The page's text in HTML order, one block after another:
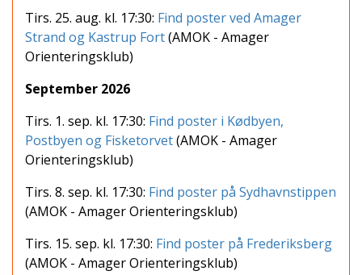
Tirs. 25. aug. kl. 17:30: Find poster ved Amager
Strand og Kastrup Fort(AMOK - Amager
Orienteringsklub)
September 2026
Tirs. 1. sep. kl. 17:30: Find poster i Kødbyen,
Postbyen og Fisketorvet(AMOK - Amager
Orienteringsklub)
Tirs. 8. sep. kl. 17:30: Find poster på Sydhavnstippen
(AMOK - Amager Orienteringsklub)
Tirs. 15. sep. kl. 17:30: Find poster på Frederiksberg
(AMOK - Amager Orienteringsklub)